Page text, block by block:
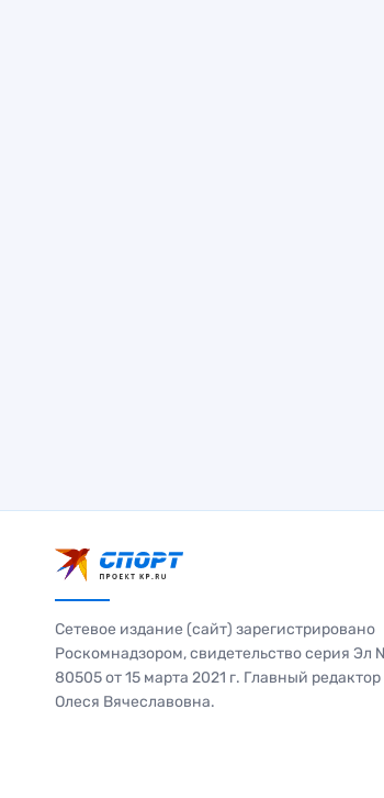
Сетевое издание (сайт) зарегистрировано
Роскомнадзором, свидетельство серия
80505 от 15 марта 2021 г. Главный
Олеся Вячеславовна.